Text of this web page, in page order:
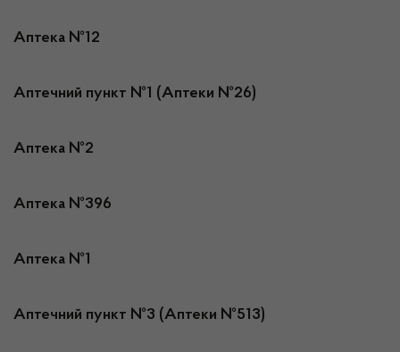
Аптека №12
Аптечний пункт №1 (Аптеки №26)
Аптека №2
Аптека №396
Аптека №1
Аптечний пункт №3 (Аптеки №513)